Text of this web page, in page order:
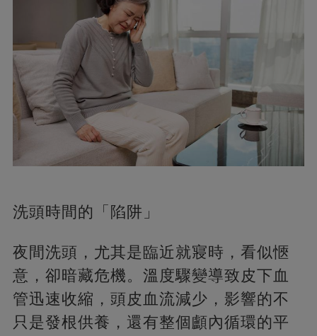
洗頭時間的「陷阱」
夜間洗頭，尤其是臨近就寢時，看似愜
意，卻暗藏危機。溫度驟變導致皮下血
管迅速收縮，頭皮血流減少，影響的不
只是發根供養，還有整個顱內循環的平